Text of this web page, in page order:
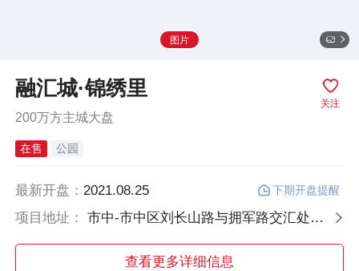
图片
关注
融汇城·锦绣里
200万方主城大盘
在售 公园
最新开盘：2021.08.25 下期开盘提醒
项目地址： 市中-市中区刘长山路与拥军路交汇处往南500米
查看更多详细信息